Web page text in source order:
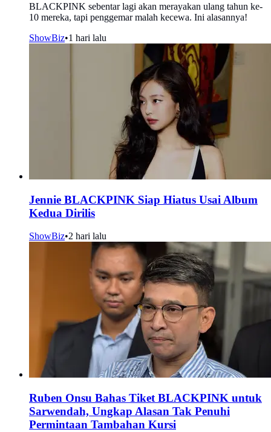
BLACKPINK sebentar lagi akan merayakan ulang tahun ke-
10 mereka, tapi penggemar malah kecewa. Ini alasannya!
ShowBiz•1 hari lalu
Jennie BLACKPINK Siap Hiatus Usai Album
Kedua Dirilis
ShowBiz•2 hari lalu
Ruben Onsu Bahas Tiket BLACKPINK untuk
Sarwendah, Ungkap Alasan Tak Penuhi
Permintaan Tambahan Kursi